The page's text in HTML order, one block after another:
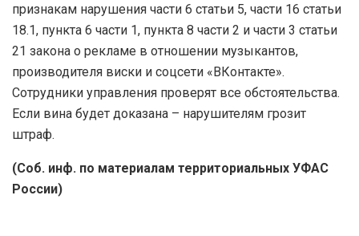
признакам нарушения части 6 статьи 5, части 16 статьи
18.1, пункта 6 части 1, пункта 8 части 2 и части 3 статьи
21 закона о рекламе в отношении музыкантов,
производителя виски и соцсети «ВКонтакте».
Сотрудники управления проверят все обстоятельства.
Если вина будет доказана – нарушителям грозит
штраф.
(Соб. инф. по материалам территориальных УФАС
России)